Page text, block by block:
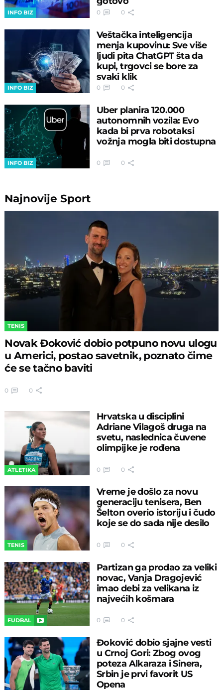
INFO BIZ 0 0
INFO BIZ
Veštačka inteligencija
menja kupovinu: Sve više
ljudi pita ChatGPT šta da
kupi, trgovci se bore za
svaki klik
0 0
INFO BIZ
Uber planira 120.000
autonomnih vozila: Evo
kada bi prva robotaksi
vožnja mogla biti dostupna
0 0
NajnovijeSport
TENIS
Novak Đoković dobio potpuno novu ulogu
u Americi, postao savetnik, poznato čime
će se tačno baviti
0 0
ATLETIKA
Hrvatska u disciplini
Adriane Vilagoš druga na
svetu, naslednica čuvene
olimpijke je rođena
0 0
TENIS
Vreme je došlo za novu
generaciju tenisera, Ben
Šelton overio istoriju i čudo
koje se do sada nije desilo
0 0
FUDBAL
Partizan ga prodao za veliki
novac, Vanja Dragojević
imao debi za velikana iz
najvećih košmara
0 0
Đoković dobio sjajne vesti
u Crnoj Gori: Zbog ovog
poteza Alkaraza i Sinera,
Srbin je prvi favorit US
Opena